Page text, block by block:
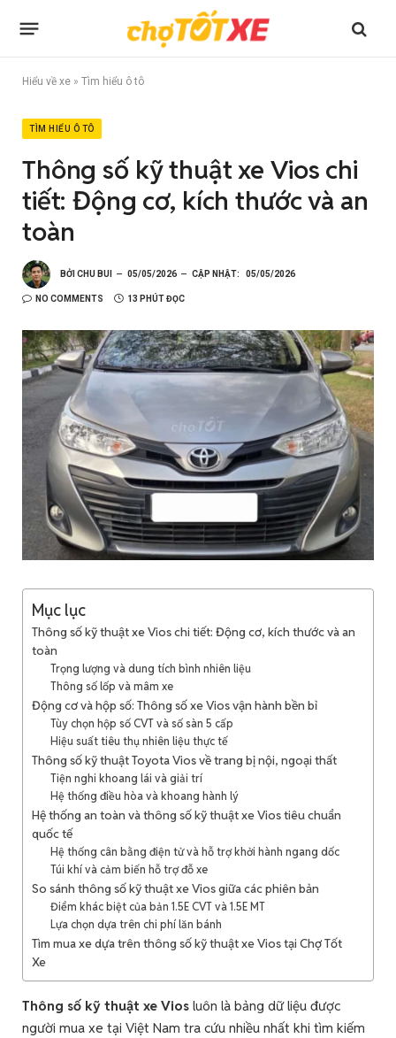
Hiểu về xe » Tìm hiểu ô tô
TÌM HIỂU Ô TÔ
Thông số kỹ thuật xe Vios chi
tiết: Động cơ, kích thước và an
toàn
BỞI CHU BUI 05/05/2026 CẬP NHẬT: 05/05/2026
NO COMMENTS 13 PHÚT ĐỌC
Mục lục
Thông số kỹ thuật xe Vios chi tiết: Động cơ, kích thước và an
toàn
Trọng lượng và dung tích bình nhiên liệu
Thông số lốp và mâm xe
Động cơ và hộp số: Thông số xe Vios vận hành bền bỉ
Tùy chọn hộp số CVT và số sàn 5 cấp
Hiệu suất tiêu thụ nhiên liệu thực tế
Thông số kỹ thuật Toyota Vios về trang bị nội, ngoại thất
Tiện nghi khoang lái và giải trí
Hệ thống điều hòa và khoang hành lý
Hệ thống an toàn và thông số kỹ thuật xe Vios tiêu chuẩn
quốc tế
Hệ thống cân bằng điện tử và hỗ trợ khởi hành ngang dốc
Túi khí và cảm biến hỗ trợ đỗ xe
So sánh thông số kỹ thuật xe Vios giữa các phiên bản
Điểm khác biệt của bản 1.5E CVT và 1.5E MT
Lựa chọn dựa trên chi phí lăn bánh
Tìm mua xe dựa trên thông số kỹ thuật xe Vios tại Chợ Tốt
Xe
Thông số kỹ thuật xe Vios luôn là bảng dữ liệu được
người mua xe tại Việt Nam tra cứu nhiều nhất khi tìm kiếm